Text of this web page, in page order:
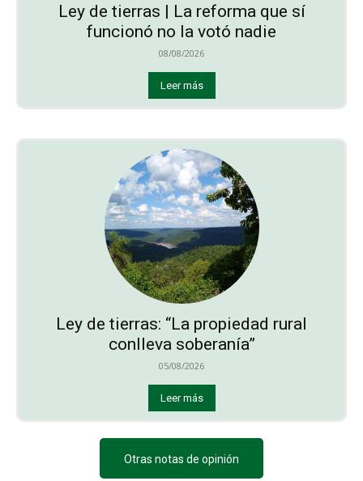
Ley de tierras | La reforma que sí
funcionó no la votó nadie
08/08/2026
Leer más
Ley de tierras: “La propiedad rural
conlleva soberanía”
05/08/2026
Leer más
Otras notas de opinión